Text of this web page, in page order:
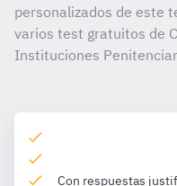
personalizados de este
varios test gratuitos de
Instituciones
Con respuestas